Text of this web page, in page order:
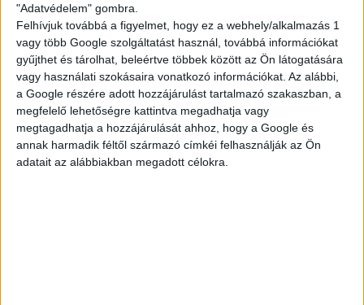
"Adatvédelem" gombra.
Felhívjuk továbbá a figyelmet, hogy ez a webhely/alkalmazás 1
vagy több Google szolgáltatást használ, továbbá információkat
gyűjthet és tárolhat, beleértve többek között az Ön látogatására
vagy használati szokásaira vonatkozó információkat. Az alábbi,
a Google részére adott hozzájárulást tartalmazó szakaszban, a
megfelelő lehetőségre kattintva megadhatja vagy
megtagadhatja a hozzájárulását ahhoz, hogy a Google és
annak harmadik féltől származó címkéi felhasználják az Ön
adatait az alábbiakban megadott célokra.
gross 2.022-5.482,- HUF/hour (informative)
JELENTKEZÉS